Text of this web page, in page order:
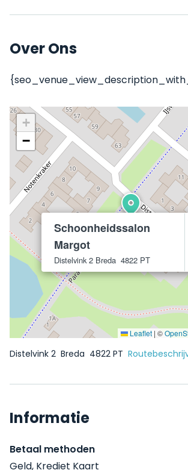
Over Ons
Schoonheidssalon
Margot
Distelvink 2 Breda 4822 PT
+
−
Leaflet | ©
Distelvink 2 Breda 4822 PT
Informatie
Betaal methoden
Geld, Krediet Kaart